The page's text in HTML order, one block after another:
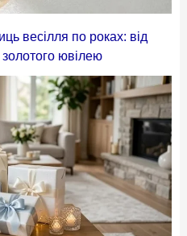
весілля по роках: від
ювілею